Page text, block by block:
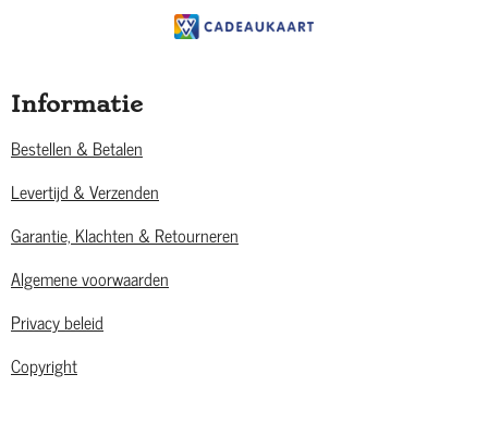
Informatie
Bestellen & Betalen
Levertijd & Verzenden
Garantie, Klachten & Retourneren
Algemene voorwaarden
Privacy beleid
Copyright